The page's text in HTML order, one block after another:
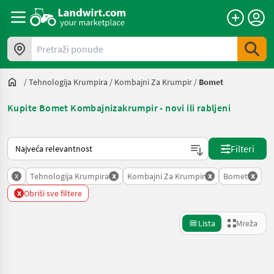
Pretraži ponude
/Tehnologija Krumpira / Kombajni Za Krumpir / Bomet
Kupite Bomet Kombajnizakrumpir - novi ili rabljeni
Način na koji sortira Landwirt.com
Filteri
x Tehnologija Krumpira x Kombajni Za Krumpir x Bomet x
x Obriši sve filtere
Lista Mreža